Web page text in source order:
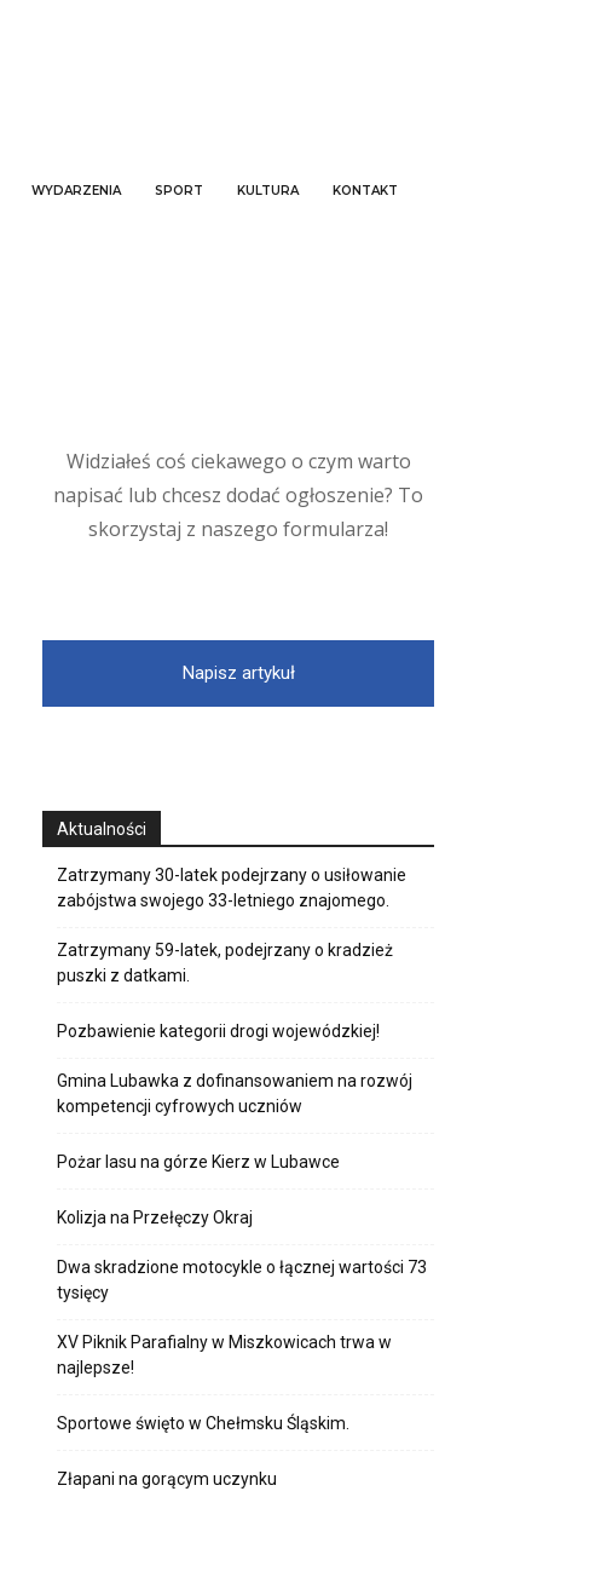
WYDARZENIA SPORT KULTURA KONTAKT
Widziałeś coś ciekawego o czym warto
napisać lub chcesz dodać ogłoszenie? To
skorzystaj z naszego formularza!
Napisz artykuł
Aktualności
Zatrzymany 30-latek podejrzany o usiłowanie
zabójstwa swojego 33-letniego znajomego.
Zatrzymany 59-latek, podejrzany o kradzież
puszki z datkami.
Pozbawienie kategorii drogi wojewódzkiej!
Gmina Lubawka z dofinansowaniem na rozwój
kompetencji cyfrowych uczniów
Pożar lasu na górze Kierz w Lubawce
Kolizja na Przełęczy Okraj
Dwa skradzione motocykle o łącznej wartości 73
tysięcy
XV Piknik Parafialny w Miszkowicach trwa w
najlepsze!
Sportowe święto w Chełmsku Śląskim.
Złapani na gorącym uczynku